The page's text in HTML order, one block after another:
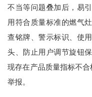
不当等问题叠加后，易
用符合质量标准的燃气
查铭牌、警示标识、使
头、防止用户调节旋钮
现存在产品质量指标不
举报。